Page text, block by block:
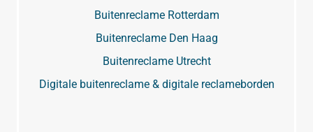
Buitenreclame Rotterdam
Buitenreclame Den Haag
Buitenreclame Utrecht
Digitale buitenreclame & digitale reclameborden